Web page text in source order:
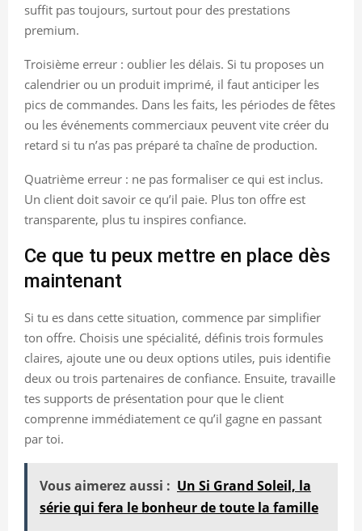
suffit pas toujours, surtout pour des prestations
premium.
Troisième erreur : oublier les délais. Si tu proposes un
calendrier ou un produit imprimé, il faut anticiper les
pics de commandes. Dans les faits, les périodes de fêtes
ou les événements commerciaux peuvent vite créer du
retard si tu n’as pas préparé ta chaîne de production.
Quatrième erreur : ne pas formaliser ce qui est inclus.
Un client doit savoir ce qu’il paie. Plus ton offre est
transparente, plus tu inspires confiance.
Ce que tu peux mettre en place dès
maintenant
Si tu es dans cette situation, commence par simplifier
ton offre. Choisis une spécialité, définis trois formules
claires, ajoute une ou deux options utiles, puis identifie
deux ou trois partenaires de confiance. Ensuite, travaille
tes supports de présentation pour que le client
comprenne immédiatement ce qu’il gagne en passant
par toi.
Vous aimerez aussi : Un Si Grand Soleil, la
série qui fera le bonheur de toute la famille